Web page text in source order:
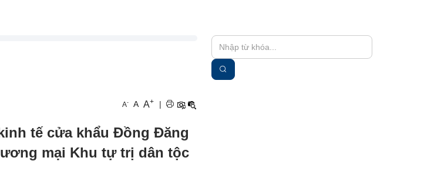
A- A A+ |
tế cửa khẩu Đồng Đăng
mại Khu tự trị dân tộc